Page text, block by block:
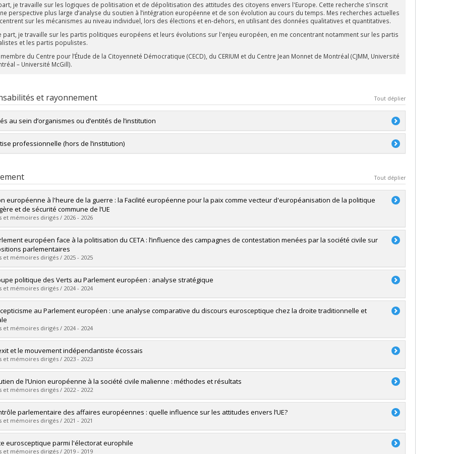
part, je travaille sur les logiques de politisation et de dépolitisation des attitudes des citoyens envers l'Europe. Cette recherche s’inscrit
perspective plus large d’analyse du soutien à l’intégration européenne et de son évolution au cours du temps. Mes recherches actuelles
sur les mécanismes au niveau individuel, lors des élections et en-dehors, en utilisant des données qualitatives et quantitatives.
part, je travaille sur les partis politiques européens et leurs évolutions sur l'enjeu européen, en me concentrant notamment sur les partis
et les partis populistes.
membre du Centre pour l’Étude de la Citoyenneté Démocratique (CECD), du CERIUM et du Centre Jean Monnet de Montréal (CJMM, Université
– Université McGill).
et rayonnement Tout déplier
au sein d’organismes ou d’entités de l’institution
Directrice scientifique du Centre Jean Monnet de Montréal
Représentante académique pour la Maitrise en études internationales, option études européennes
professionnelle (hors de l’institution)
Community Studies Association - Canada (ECSA-C)
Tout déplier
européenne à l'heure de la guerre : la Facilité européenne pour la paix comme vecteur d'européanisation de la politique
et de sécurité commune de l’UE
et mémoires dirigés / 2026 - 2026
:Dubois, Nicholas
Maîtrise
obtenu :M. Sc.
le document dans Papyrus
européen face à la politisation du CETA : l’influence des campagnes de contestation menées par la société civile sur
parlementaires
et mémoires dirigés / 2025 - 2025
:Reymond, Elisa
Maîtrise
obtenu :M. Sc.
le document dans Papyrus
politique des Verts au Parlement européen : analyse stratégique
et mémoires dirigés / 2024 - 2024
:Guégan, Nolwen
Maîtrise
obtenu :M. Sc.
le document dans Papyrus
au Parlement européen : une analyse comparative du discours eurosceptique chez la droite traditionnelle et
et mémoires dirigés / 2024 - 2024
: Benoit, Léandre
Maîtrise
obtenu :M. Sc.
le document dans Papyrus
et le mouvement indépendantiste écossais
et mémoires dirigés / 2023 - 2023
:Rheault, Gabrielle
Maîtrise
obtenu :M. Sc.
le document dans Papyrus
de l’Union européenne à la société civile malienne : méthodes et résultats
et mémoires dirigés / 2022 - 2022
:Vuitton, Alix
Maîtrise
obtenu :M. Sc.
le document dans Papyrus
parlementaire des affaires européennes : quelle influence sur les attitudes envers l’UE?
et mémoires dirigés / 2021 - 2021
:Mounier, Antoine
Maîtrise
eurosceptique parmi l'électorat europhile
et mémoires dirigés / 2019 - 2019